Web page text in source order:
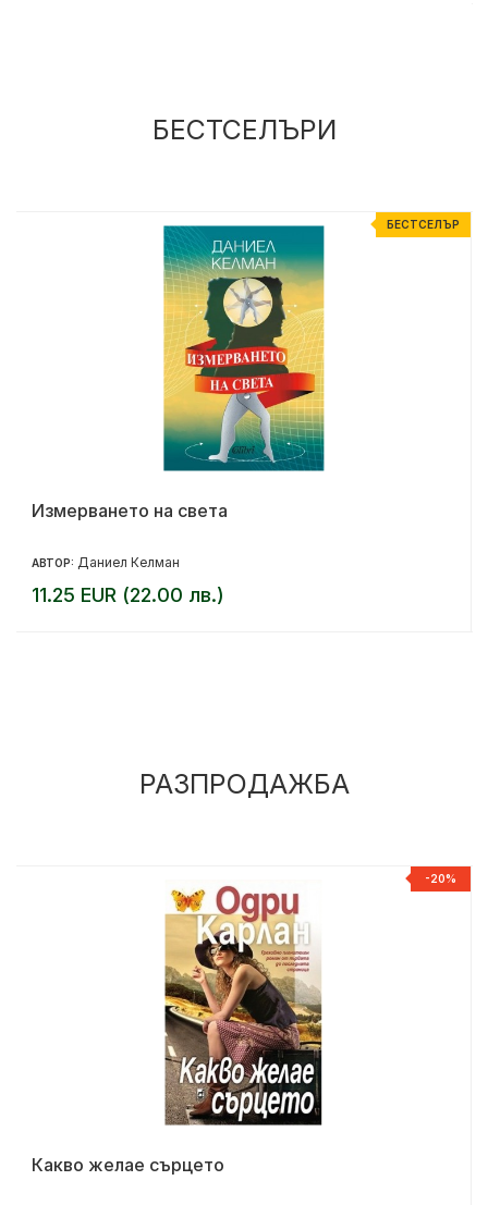
БЕСТСЕЛЪРИ
БЕСТСЕЛЪР
Измерването на света
АВТОР: Даниел Келман
11.25 EUR (22.00 лв.)
РАЗПРОДАЖБА
-20%
Какво желае сърцето